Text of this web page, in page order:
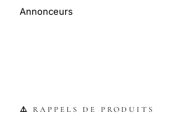
Annonceurs
⚠️ RAPPELS DE PRODUITS